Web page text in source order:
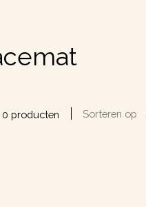
0 producten Sorteren op